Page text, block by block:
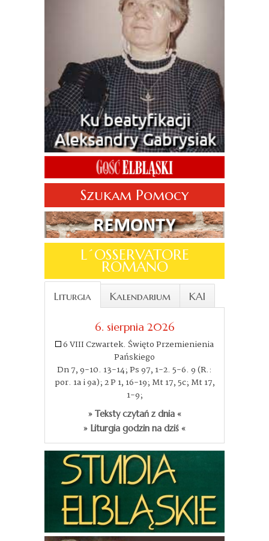
Szukam Pomocy
L´OSSERVATORE
ROMANO
Liturgia Kalendarium KAI
6. sierpnia 2026
6 VIII Czwartek. Święto Przemienienia
Pańskiego
Dn 7, 9-10. 13-14; Ps 97, 1-2. 5-6. 9 (R.:
por. 1a i 9a); 2 P 1, 16-19; Mt 17, 5c; Mt 17,
1-9;
» Teksty czytań z dnia «
» Liturgia godzin na dziś «